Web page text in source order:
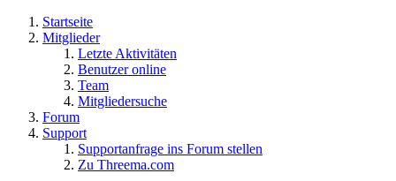
Startseite
Mitglieder
Letzte Aktivitäten
Benutzer online
Team
Mitgliedersuche
Forum
Support
Supportanfrage ins Forum stellen
Zu Threema.com